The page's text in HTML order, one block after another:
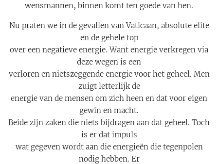
wensmannen, binnen komt ten goede van hen.
Nu praten we in de gevallen van Vaticaan, absolute elite
en de gehele top
over een negatieve energie. Want energie verkregen via
deze wegen is een
verloren en nietszeggende energie voor het geheel. Men
zuigt letterlijk de
energie van de mensen om zich heen en dat voor eigen
gewin en macht.
Beide zijn zaken die niets bijdragen aan dat geheel. Toch
is er dat impuls
wat gegeven wordt aan die energieën die tegenpolen
nodig hebben. Er